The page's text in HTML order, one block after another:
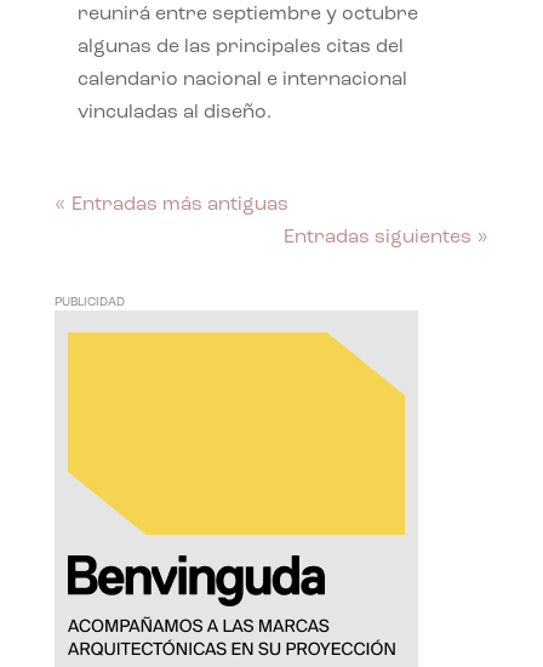
reunirá entre septiembre y octubre
algunas de las principales citas del
calendario nacional e internacional
vinculadas al diseño.
« Entradas más antiguas
Entradas siguientes »
PUBLICIDAD